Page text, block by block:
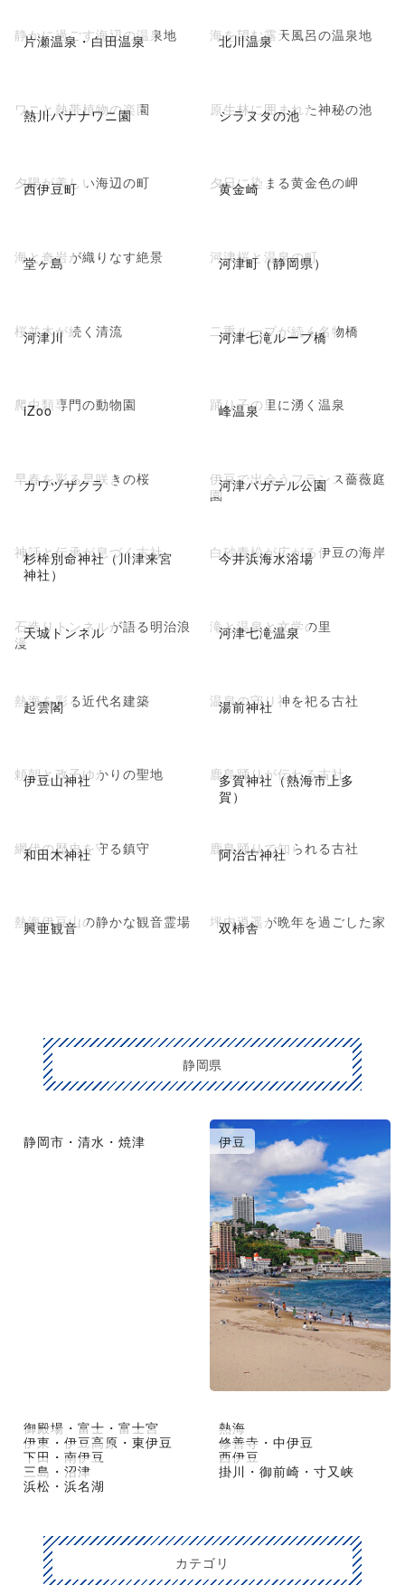
片瀬温泉・白田温泉
静かに過ごす海辺の温泉地 北川温泉
海を望む露天風呂の温泉地
熱川バナナワニ園
ワニと熱帯植物の楽園 シラヌタの池
原生林に囲まれた神秘の池
西伊豆町
夕陽が美しい海辺の町 黄金崎
夕日に染まる黄金色の岬
堂ヶ島
海と奇岩が織りなす絶景 河津町（静岡県）
河津桜と温泉の町
河津川
桜並木が続く清流 河津七滝ループ橋
二重ループが続く名物橋
iZoo
爬虫類専門の動物園 峰温泉
踊り子の里に湧く温泉
カワヅザクラ
早春を彩る早咲きの桜 河津バガテル公園
伊豆で出会うフランス薔薇庭
園
杉桙別命神社（川津来宮
神社）
神話と伝承が息づく古社 今井浜海水浴場
白砂青松が広がる伊豆の海岸
天城トンネル
石造りトンネルが語る明治浪
漫
河津七滝温泉
滝と温泉と文学の里
起雲閣
熱海を彩る近代名建築 湯前神社
温泉の守り神を祀る古社
伊豆山神社
頼朝と政子ゆかりの聖地
多賀神社（熱海市上多
賀）
鹿島踊りが伝わる古社
和田木神社
網代の歴史を守る鎮守 阿治古神社
鹿島踊りで知られる古社
興亜観音
熱海伊豆山の静かな観音霊場 双柿舎
坪内逍遥が晩年を過ごした家
静岡県
静岡市・清水・焼津 伊豆
御殿場・富士・富士宮
熱海
伊東・伊豆高原・東伊豆
修善寺・中伊豆
下田・南伊豆
西伊豆
三島・沼津
掛川・御前崎・寸又峡
浜松・浜名湖
カテゴリ